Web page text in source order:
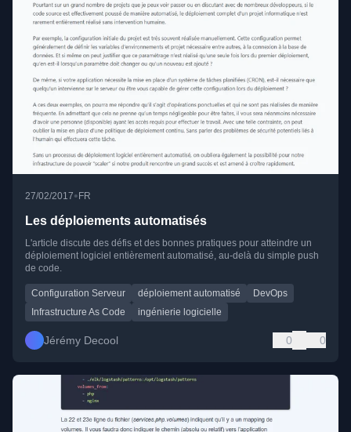
27/02/2017•FR
Les déploiements automatisés
L'article discute des défis et des bonnes pratiques pour atteindre un
déploiement logiciel entièrement automatisé, au-delà du simple push
de code.
Configuration Serveur déploiement automatisé
DevOps
Infrastructure As Code
ingénierie logicielle
Jérémy Decool 0 0